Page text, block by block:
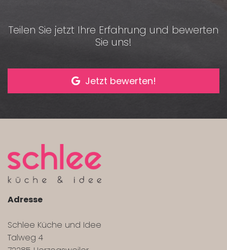
Teilen Sie jetzt Ihre Erfahrung und bewerten
Sie uns!
Jetzt bewerten!
Adresse
Schlee Küche und Idee
Talweg 4